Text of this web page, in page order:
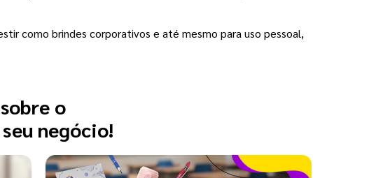
como brindes corporativos e até mesmo para uso pessoal,
o
negócio!